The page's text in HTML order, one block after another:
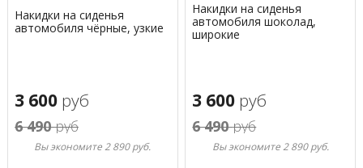
Накидки на сиденья
автомобиля чёрные, узкие
3 600 руб
6 490руб
Вы экономите 2 890 руб.
Накидки на сиденья
автомобиля шоколад,
широкие
3 600 руб
6 490руб
Вы экономите 2 890 руб.